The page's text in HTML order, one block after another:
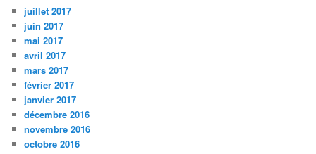
juillet 2017
juin 2017
mai 2017
avril 2017
mars 2017
février 2017
janvier 2017
décembre 2016
novembre 2016
octobre 2016